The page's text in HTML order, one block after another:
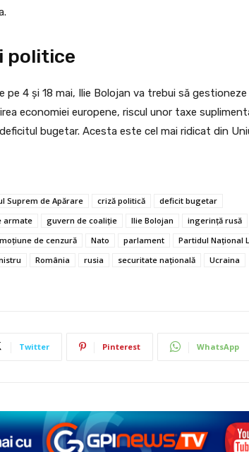
politice
pe 4 și 18 mai, Ilie Bolojan va trebui să gestioneze
economiei europene, riscul unor taxe
bugetar. Acesta este cel mai ridicat din
Suprem de Apărare criză politică
deficit bugetar
armate guvern de coaliție Ilie Bolojan
ingerință rusă
moțiune de cenzură Nato parlament
Partidul Național
România rusia securitate națională
Ucraina
Twitter Pinterest WhatsApp